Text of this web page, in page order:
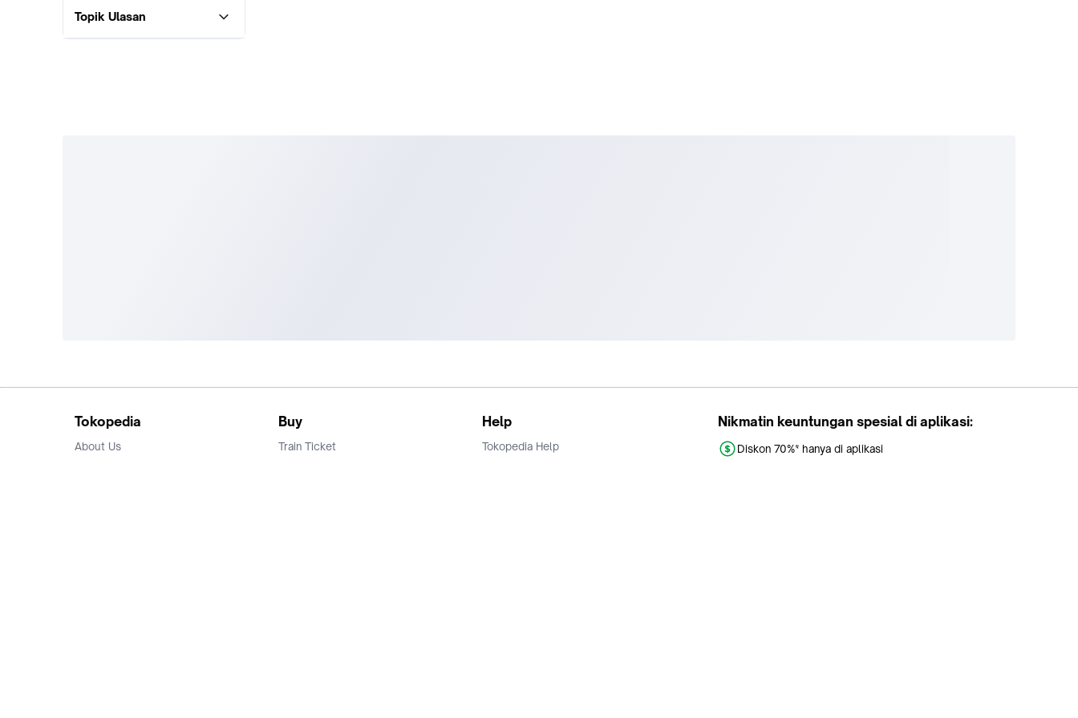
Topik Ulasan
Tokopedia
About Us
Buy
Train Ticket
Help
Tokopedia Help
Nikmatin keuntungan spesial di aplikasi:
Diskon 70%* hanya di aplikasi